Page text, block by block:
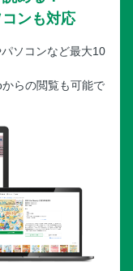
ンも対応
ソコンなど最大10
らの閲覧も可能で